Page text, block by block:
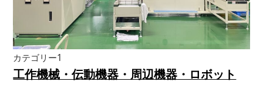
カテゴリー1
工作機械・伝動機器・周辺機器・ロボット